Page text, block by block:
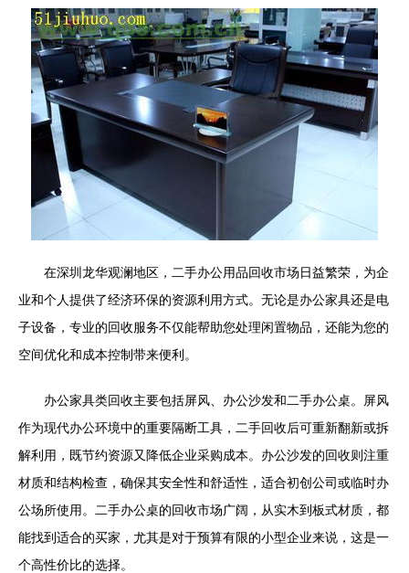
在深圳龙华观澜地区，二手办公用品回收市场日益繁荣，为企
业和个人提供了经济环保的资源利用方式。无论是办公家具还是电
子设备，专业的回收服务不仅能帮助您处理闲置物品，还能为您的
空间优化和成本控制带来便利。
办公家具类回收主要包括屏风、办公沙发和二手办公桌。屏风
作为现代办公环境中的重要隔断工具，二手回收后可重新翻新或拆
解利用，既节约资源又降低企业采购成本。办公沙发的回收则注重
材质和结构检查，确保其安全性和舒适性，适合初创公司或临时办
公场所使用。二手办公桌的回收市场广阔，从实木到板式材质，都
能找到适合的买家，尤其是对于预算有限的小型企业来说，这是一
个高性价比的选择。